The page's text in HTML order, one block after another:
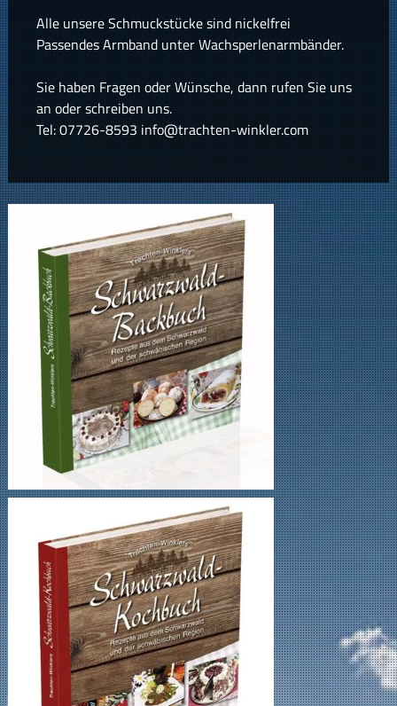
Alle unsere Schmuckstücke sind nickelfrei
Passendes Armband unter Wachsperlenarmbänder.
Sie haben Fragen oder Wünsche, dann rufen Sie uns
an oder schreiben uns.
Tel: 07726-8593 info@trachten-winkler.com